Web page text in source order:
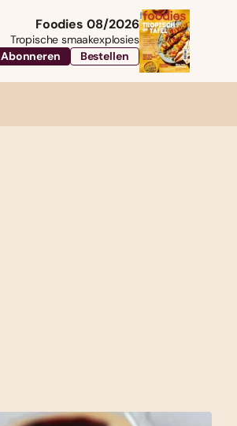
Foodies 08/2026
Tropische smaakexplosies
Abonneren
Bestellen